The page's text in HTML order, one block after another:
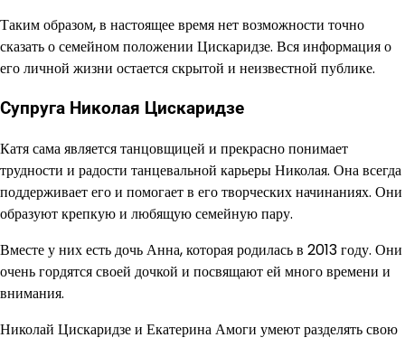
Таким образом, в настоящее время нет возможности точно
сказать о семейном положении Цискаридзе. Вся информация о
его личной жизни остается скрытой и неизвестной публике.
Супруга Николая Цискаридзе
Катя сама является танцовщицей и прекрасно понимает
трудности и радости танцевальной карьеры Николая. Она всегда
поддерживает его и помогает в его творческих начинаниях. Они
образуют крепкую и любящую семейную пару.
Вместе у них есть дочь Анна, которая родилась в 2013 году. Они
очень гордятся своей дочкой и посвящают ей много времени и
внимания.
Николай Цискаридзе и Екатерина Амоги умеют разделять свою